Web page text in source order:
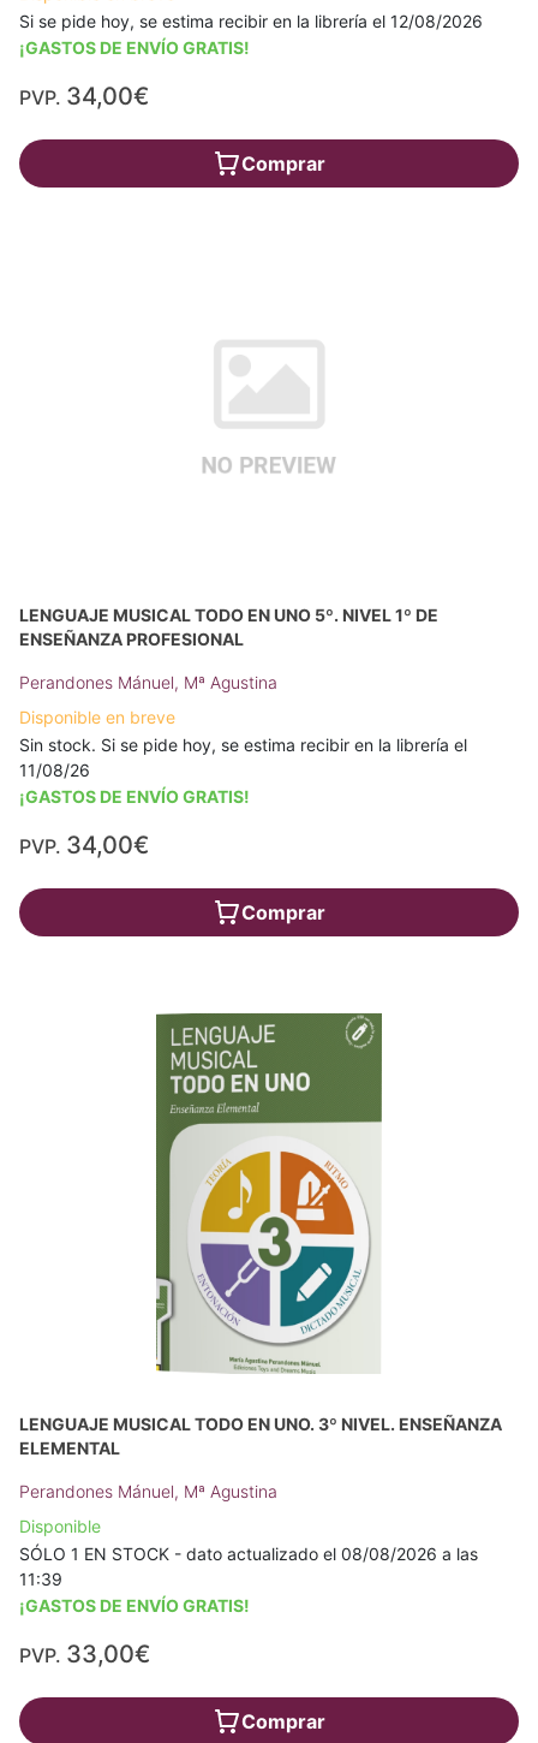
Si se pide hoy, se estima recibir en la librería el 12/08/2026
¡GASTOS DE ENVÍO GRATIS!
PVP. 34,00€
Comprar
LENGUAJE MUSICAL TODO EN UNO 5º. NIVEL 1º DE
ENSEÑANZA PROFESIONAL
Perandones Mánuel, Mª Agustina
Disponible en breve
Sin stock. Si se pide hoy, se estima recibir en la librería el
11/08/26
¡GASTOS DE ENVÍO GRATIS!
PVP. 34,00€
Comprar
LENGUAJE MUSICAL TODO EN UNO. 3º NIVEL. ENSEÑANZA
ELEMENTAL
Perandones Mánuel, Mª Agustina
Disponible
SÓLO 1 EN STOCK - dato actualizado el 08/08/2026 a las
11:39
¡GASTOS DE ENVÍO GRATIS!
PVP. 33,00€
Comprar